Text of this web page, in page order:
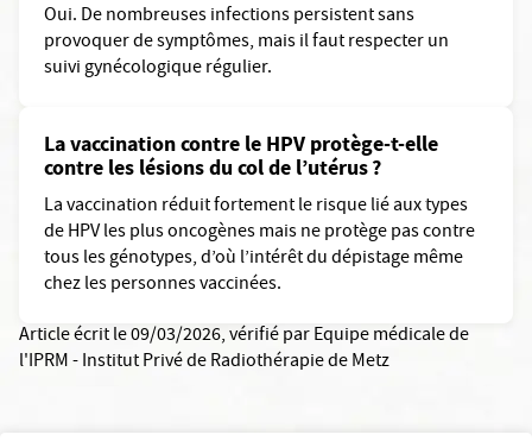
Oui. De nombreuses infections persistent sans
provoquer de symptômes, mais il faut respecter un
suivi gynécologique régulier.
La vaccination contre le HPV protège-t-elle
contre les lésions du col de l’utérus ?
La vaccination réduit fortement le risque lié aux types
de HPV les plus oncogènes mais ne protège pas contre
tous les génotypes, d’où l’intérêt du dépistage même
chez les personnes vaccinées.
Article écrit le 09/03/2026, vérifié parEquipe médicale de
l'IPRM - Institut Privé de Radiothérapie de Metz